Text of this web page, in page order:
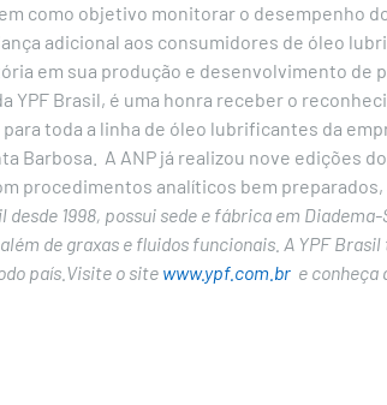
como objetivo monitorar o desempenho
adicional aos consumidores de óleo
em sua produção e desenvolvimento
YPF Brasil, é uma honra receber o
toda a linha de óleo lubrificantes da
Barbosa.
A ANP já realizou nove edições
procedimentos analíticos bem
desde 1998, possui sede e fábrica em
de graxas e fluidos funcionais. A YPF
país.Visite o site www.ypf.com.br e conheça